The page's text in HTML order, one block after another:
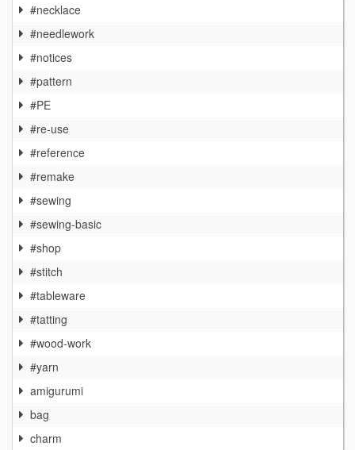
#necklace
#needlework
#notices
#pattern
#PE
#re-use
#reference
#remake
#sewing
#sewing-basic
#shop
#stitch
#tableware
#tatting
#wood-work
#yarn
amigurumi
bag
charm